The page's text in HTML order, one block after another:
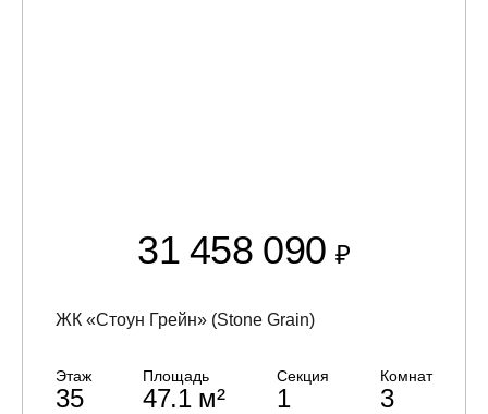
31 458 090₽
ЖК «Стоун Грейн» (Stone Grain)
Этаж
35
Площадь
47.1 м²
Секция
1
Комнат
3